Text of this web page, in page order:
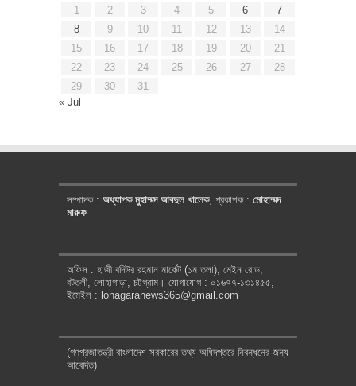
1
2 3 4 5 6
7
8
9 10 11 12 13
14
15
16 17 18 19 20
21
22
23 24 25 26 27
28
29
30
31
« Jul
সম্পাদক : অধ্যাপক মুহাম্মদ আবদুল খালেক, প্রকাশক : মোহাম্মদ
মারুফ
অফিস : হাজী বদিউর রহমান মার্কেট (১ম তলা), মেইন রোড,
বটতলী, লোহাগাড়া, চট্টগ্রাম। যোগাযোগ : ০১৬৭৭-১৩১৪৫৫,
ইমেইল : lohagaranews365@gmail.com
(গণপ্রজাতন্ত্রী বাংলাদেশ সরকারের তথ্য অধিদপ্তরে নিবন্ধনের জন্য
আবেদিত)